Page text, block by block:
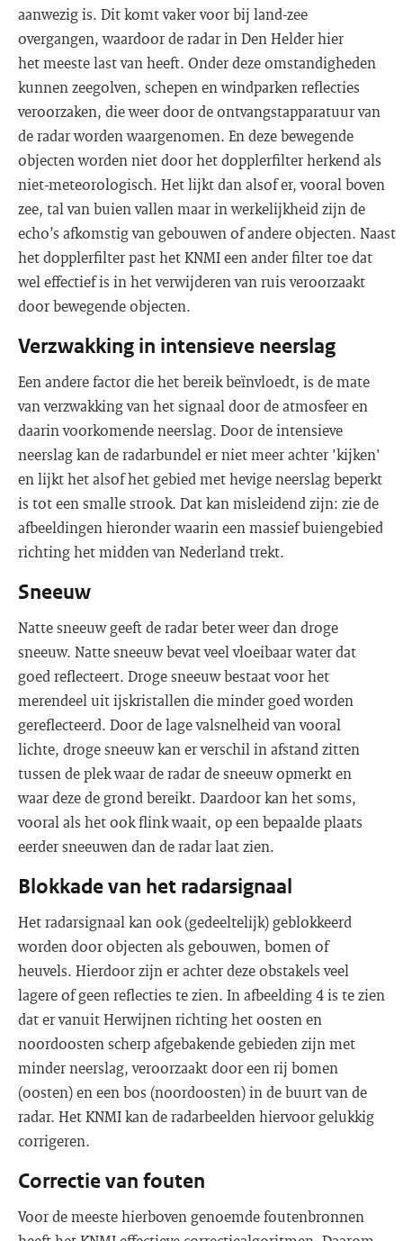
aanwezig is. Dit komt vaker voor bij land-zee
overgangen, waardoor de radar in Den Helder hier
het meeste last van heeft. Onder deze omstandigheden
kunnen zeegolven, schepen en windparken reflecties
veroorzaken, die weer door de ontvangstapparatuur van
de radar worden waargenomen. En deze bewegende
objecten worden niet door het dopplerfilter herkend als
niet-meteorologisch. Het lijkt dan alsof er, vooral boven
zee, tal van buien vallen maar in werkelijkheid zijn de
echo’s afkomstig van gebouwen of andere objecten. Naast
het dopplerfilter past het KNMI een ander filter toe dat
wel effectief is in het verwijderen van ruis veroorzaakt
door bewegende objecten.
Verzwakking in intensieve neerslag
Een andere factor die het bereik beïnvloedt, is de mate
van verzwakking van het signaal door de atmosfeer en
daarin voorkomende neerslag. Door de intensieve
neerslag kan de radarbundel er niet meer achter 'kijken'
en lijkt het alsof het gebied met hevige neerslag beperkt
is tot een smalle strook. Dat kan misleidend zijn: zie de
afbeeldingen hieronder waarin een massief buiengebied
richting het midden van Nederland trekt.
Sneeuw
Natte sneeuw geeft de radar beter weer dan droge
sneeuw. Natte sneeuw bevat veel vloeibaar water dat
goed reflecteert. Droge sneeuw bestaat voor het
merendeel uit ijskristallen die minder goed worden
gereflecteerd. Door de lage valsnelheid van vooral
lichte, droge sneeuw kan er verschil in afstand zitten
tussen de plek waar de radar de sneeuw opmerkt en
waar deze de grond bereikt. Daardoor kan het soms,
vooral als het ook flink waait, op een bepaalde plaats
eerder sneeuwen dan de radar laat zien.
Blokkade van het radarsignaal
Het radarsignaal kan ook (gedeeltelijk) geblokkeerd
worden door objecten als gebouwen, bomen of
heuvels. Hierdoor zijn er achter deze obstakels veel
lagere of geen reflecties te zien. In afbeelding 4 is te zien
dat er vanuit Herwijnen richting het oosten en
noordoosten scherp afgebakende gebieden zijn met
minder neerslag, veroorzaakt door een rij bomen
(oosten) en een bos (noordoosten) in de buurt van de
radar. Het KNMI kan de radarbeelden hiervoor gelukkig
corrigeren.
Correctie van fouten
Voor de meeste hierboven genoemde foutenbronnen